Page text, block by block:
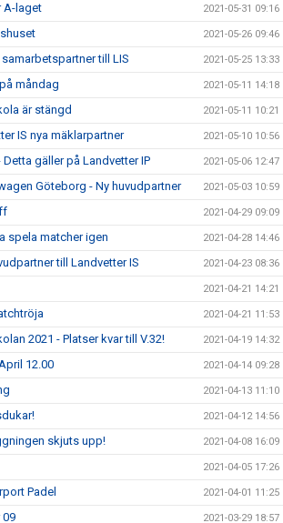
A-laget 2021-05-31 09:16
2021-05-26 09:46
till LIS 2021-05-25 13:33
måndag 2021-05-11 14:18
är stängd 2021-05-11 10:21
IS nya mäklarpartner 2021-05-10 10:56
gäller på Landvetter IP 2021-05-06 12:47
Göteborg - Ny huvudpartner 2021-05-03 10:59
2021-04-29 09:09
spela matcher igen 2021-04-28 14:46
till Landvetter IS 2021-04-23 08:36
2021-04-21 14:21
2021-04-21 11:53
2021 - Platser kvar till V.32! 2021-04-19 14:32
12.00 2021-04-14 09:28
2021-04-13 11:10
2021-04-12 14:56
skjuts upp! 2021-04-08 16:09
2021-04-05 17:26
Padel 2021-04-01 11:25
09 2021-03-29 18:57